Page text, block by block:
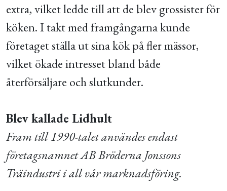
extra, vilket ledde till att de blev grossister för
köken. I takt med framgångarna kunde
företaget ställa ut sina kök på fler mässor,
vilket ökade intresset bland både
återförsäljare och slutkunder.
Blev kallade Lidhult
Fram till 1990-talet användes endast
företagsnamnet AB Bröderna Jonssons
Träindustri i all vår marknadsföring.